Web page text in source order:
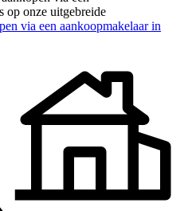
op onze uitgebreide
via een aankoopmakelaar in